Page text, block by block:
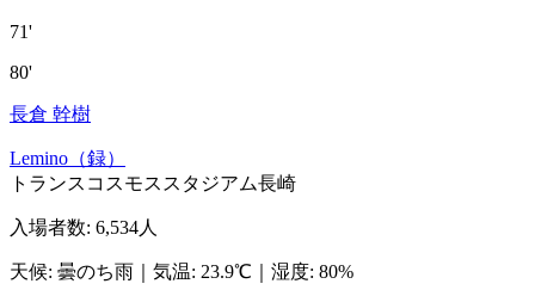
71'
80'
長倉 幹樹
Lemino（録）
トランスコスモススタジアム長崎
入場者数: 6,534人
天候: 曇のち雨 気温: 23.9℃ 湿度: 80%